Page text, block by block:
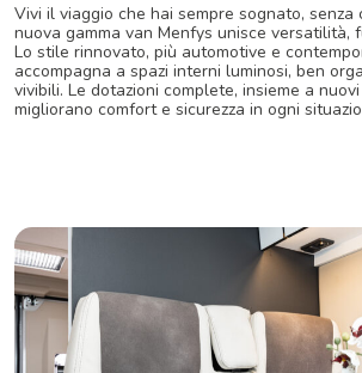
Vivi il viaggio che hai sempre sognato, senza
nuova gamma van Menfys unisce versatilità,
Lo stile rinnovato, più automotive e
accompagna a spazi interni luminosi, ben
vivibili. Le dotazioni complete, insieme a
migliorano comfort e sicurezza in ogni